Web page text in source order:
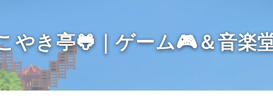
やき亭🐸｜ゲーム🎮＆音楽